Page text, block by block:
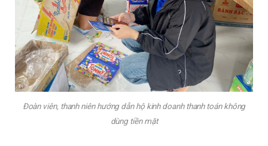
Đoàn viên, thanh niên hướng dẫn hộ kinh doanh thanh toán không
dùng tiền mặt